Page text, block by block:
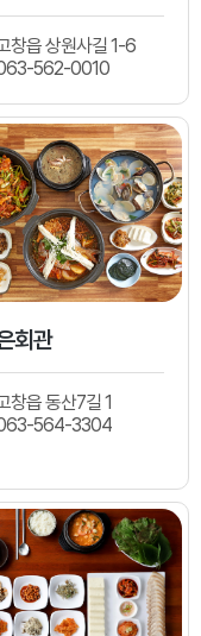
창읍 상원사길 1-6
562-0010
회관
창읍 동산7길 1
564-3304